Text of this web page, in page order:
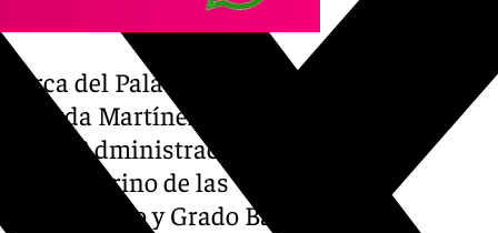
del Palacio de
Martínez, delegado
Administración Local
padrino de las
Medio y Grado Básico.